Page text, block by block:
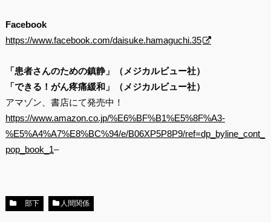
Facebook
https://www.facebook.com/daisuke.hamaguchi.35
「患者さんのための鎮静」（メジカルビュー社）
「できる！がん疼痛緩和」（メジカルビュー社）
アマゾン、書店にて発売中！
https://www.amazon.co.jp/%E6%BF%B1%E5%8F%A3-
%E5%A4%A7%E8%BC%94/e/B06XP5P8P9/ref=dp_byline_cont_
pop_book_1–
部下 人間関係